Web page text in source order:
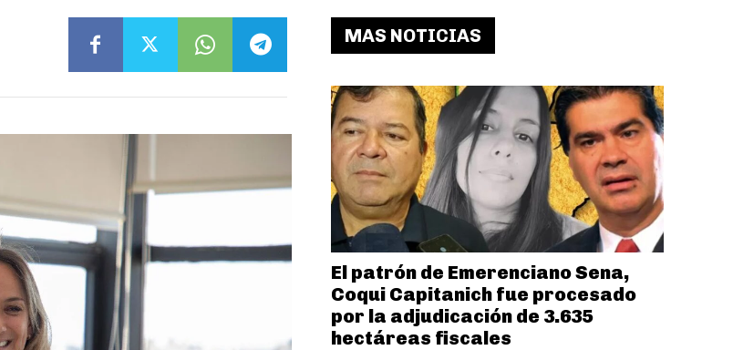
MAS NOTICIAS
El patrón de Emerenciano Sena,
Coqui Capitanich fue procesado
por la adjudicación de 3.635
hectáreas fiscales